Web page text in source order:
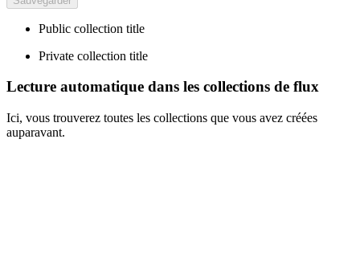
Public collection title
Private collection title
Lecture automatique dans les collections de flux
Ici, vous trouverez toutes les collections que vous avez créées
auparavant.